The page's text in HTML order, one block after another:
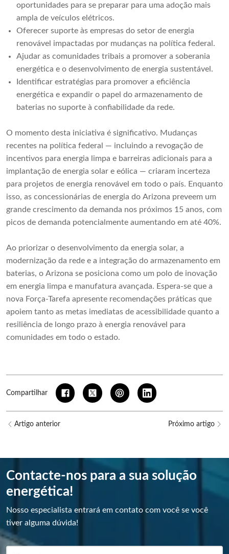
oportunidades para se preparar para uma adoção mais
ampla de veículos elétricos.
Oferecer suporte às empresas do setor de energia
renovável impactadas por mudanças na política federal.
Ajudar as comunidades tribais a promover a soberania
energética e o desenvolvimento de energia sustentável.
Identificar estratégias para promover a eficiência
energética e expandir o papel do armazenamento de
baterias no suporte à confiabilidade da rede.
O momento desta iniciativa é significativo. Mudanças
recentes na política federal — incluindo a revogação de
incentivos para energia limpa e barreiras adicionais para a
implantação de energia solar e eólica — criaram incerteza
para projetos de energia renovável em todo o país. Enquanto
isso, as concessionárias de energia do Arizona preveem um
grande crescimento da demanda nos próximos 15 anos, com
picos de demanda potencialmente aumentando em até 40%.
Ao priorizar o desenvolvimento da energia solar, a
modernização da rede e a integração do armazenamento em
baterias, o Arizona se posiciona como um polo de inovação
em energia limpa e manufatura avançada. Espera-se que a
nova Força-Tarefa apresente recomendações práticas que
apoiem tanto as metas imediatas de acessibilidade quanto a
resiliência de longo prazo à energia renovável para
comunidades em todo o estado.
Compartilhar
Artigo anterior Próximo artigo
Contacte-nos para a sua solução
energética!
Nosso especialista entrará em contato com você se você
tiver alguma dúvida!